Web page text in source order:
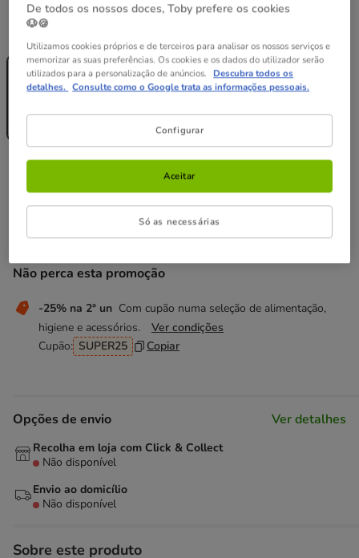
Peso:390 g
390 g
Sem Stock
3.49€
12 latas x 390
g
Sem Stock
41.04€
(8.77€ / kg)
Não perca esta promoção
-25% na 2ª un Com cupão numa seleção de alimentação,
higiene e acessórios.
Ver condições
Cupão: SUPER25 Copiar
Preço 3.49€, 8.95 EUR por kg
3.49€
Temporariamente sem stock
Descubra produtos semelhantes
Opções de envio Ver detalhes
Recolha em loja com Click & Collect
Não disponível
Envio ao domicílio
Não disponível
Sobre este produto
De todos os nossos doces, Toby prefere os cookies
🐶🍪
Utilizamos cookies próprios e de terceiros para analisar os nossos serviços e
memorizar as suas preferências. Os cookies e os dados do utilizador serão
utilizados para a personalização de anúncios. Descubra todos os
detalhes. Consulte como o Google trata as informações pessoais.
Configurar
Só as necessárias
Aceitar